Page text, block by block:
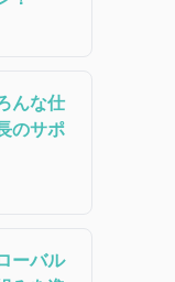
んな仕
のサポ
ーバル